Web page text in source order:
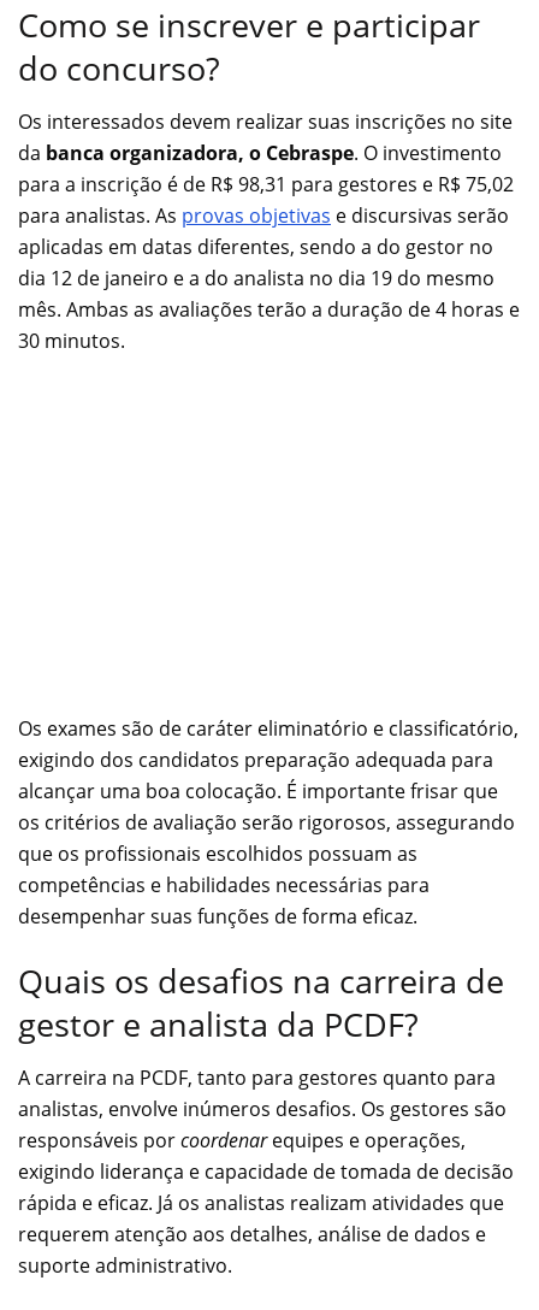
Como se inscrever e participar
do concurso?
Os interessados devem realizar suas inscrições no site
da banca organizadora, o Cebraspe. O investimento
para a inscrição é de R$ 98,31 para gestores e R$ 75,02
para analistas. As provas objetivas e discursivas serão
aplicadas em datas diferentes, sendo a do gestor no
dia 12 de janeiro e a do analista no dia 19 do mesmo
mês. Ambas as avaliações terão a duração de 4 horas e
30 minutos.
Os exames são de caráter eliminatório e classificatório,
exigindo dos candidatos preparação adequada para
alcançar uma boa colocação. É importante frisar que
os critérios de avaliação serão rigorosos, assegurando
que os profissionais escolhidos possuam as
competências e habilidades necessárias para
desempenhar suas funções de forma eficaz.
Quais os desafios na carreira de
gestor e analista da PCDF?
A carreira na PCDF, tanto para gestores quanto para
analistas, envolve inúmeros desafios. Os gestores são
responsáveis porcoordenarequipes e operações,
exigindo liderança e capacidade de tomada de decisão
rápida e eficaz. Já os analistas realizam atividades que
requerem atenção aos detalhes, análise de dados e
suporte administrativo.